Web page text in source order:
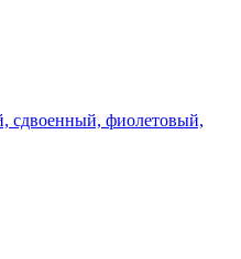
фиолетовый,